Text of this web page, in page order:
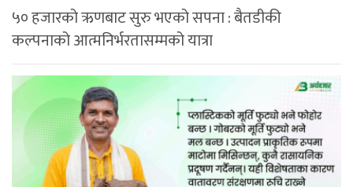
५० हजारको ऋणबाट सुरु भएको सपना : बैतडीकी
कल्पनाको आत्मनिर्भरतासम्मको यात्रा